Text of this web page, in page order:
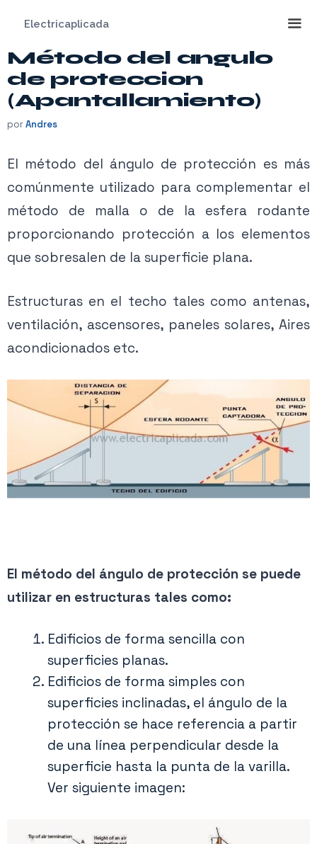
contenido
Electricaplicada
Método del angulo
de proteccion
(Apantallamiento)
porAndres
El método del ángulo de protección es más
comúnmente utilizado para complementar el
método de malla o de la esfera rodante
proporcionando protección a los elementos
que sobresalen de la superficie plana.
Estructuras en el techo tales como antenas,
ventilación, ascensores, paneles solares, Aires
acondicionados etc.
El método del ángulo de protección se puede
utilizar en estructuras tales como:
Edificios de forma sencilla con
superficies planas.
Edificios de forma simples con
superficies inclinadas, el ángulo de la
protección se hace referencia a partir
de una línea perpendicular desde la
superficie hasta la punta de la varilla.
Ver siguiente imagen: